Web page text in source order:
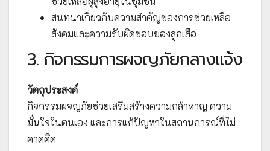
สนทนาเกี่ยวกับความสำคัญของการช่วยเหลือ
สังคมและความรับผิดชอบของลูกเสือ
3. กิจกรรมการผจญภัยกลางแจ้ง
วัตถุประสงค์
กิจกรรมผจญภัยช่วยเสริมสร้างความกล้าหาญ ความ
มั่นใจในตนเอง และการแก้ปัญหาในสถานการณ์ที่ไม่
คาดคิด